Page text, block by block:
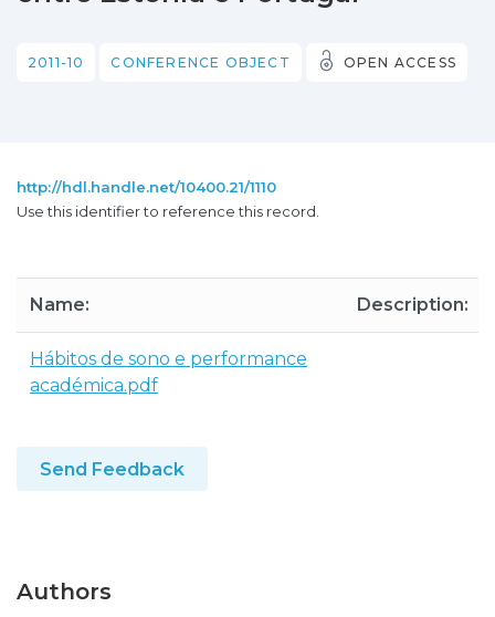
2011-10 CONFERENCE OBJECT OPEN ACCESS
http://hdl.handle.net/10400.21/1110
Use this identifier to reference this record.
Name: Description:
Hábitos de sono e performance
académica.pdf
Send Feedback
Authors